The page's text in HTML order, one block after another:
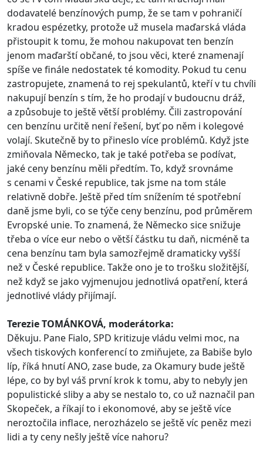
dodavatelé benzínových pump, že se tam v pohraničí
kradou espézetky, protože už musela maďarská vláda
přistoupit k tomu, že mohou nakupovat ten benzín
jenom maďarští občané, to jsou věci, které znamenají
spíše ve finále nedostatek té komodity. Pokud tu cenu
zastropujete, znamená to rej spekulantů, kteří v tu chvíli
nakupují benzín s tím, že ho prodají v budoucnu dráž,
a způsobuje to ještě větší problémy. Čili zastropování
cen benzínu určitě není řešení, byť po něm i kolegové
volají. Skutečně by to přineslo více problémů. Když jste
zmiňovala Německo, tak je také potřeba se podívat,
jaké ceny benzínu měli předtím. To, když srovnáme
s cenami v České republice, tak jsme na tom stále
relativně dobře. Ještě před tím snížením té spotřební
daně jsme byli, co se týče ceny benzínu, pod průměrem
Evropské unie. To znamená, že Německo sice snižuje
třeba o více eur nebo o větší částku tu daň, nicméně ta
cena benzínu tam byla samozřejmě dramaticky vyšší
než v České republice. Takže ono je to trošku složitější,
než když se jako vyjmenujou jednotlivá opatření, která
jednotlivé vlády přijímají.
Terezie TOMÁNKOVÁ, moderátorka:
Děkuju. Pane Fialo, SPD kritizuje vládu velmi moc, na
všech tiskových konferencí to zmiňujete, za Babiše bylo
líp, říká hnutí ANO, zase bude, za Okamury bude ještě
lépe, co by byl váš první krok k tomu, aby to nebyly jen
populistické sliby a aby se nestalo to, co už naznačil pan
Skopeček, a říkají to i ekonomové, aby se ještě více
neroztočila inflace, nerozházelo se ještě víc peněz mezi
lidi a ty ceny nešly ještě více nahoru?